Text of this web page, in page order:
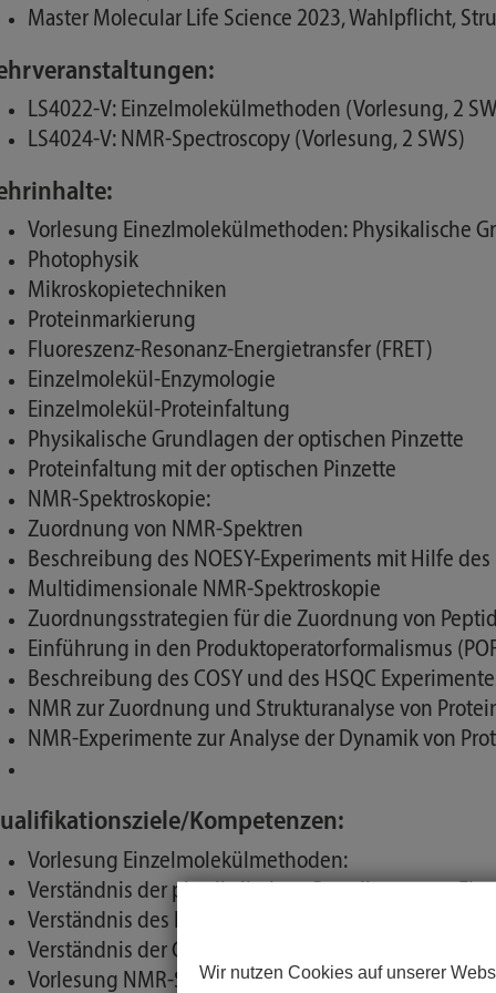
Wir nutzen Cookies auf unserer
Master Molecular Life Science 2023, Wahlpflicht,
LS4022-V: Einzelmolekülmethoden (Vorlesung, 2
LS4024-V: NMR-Spectroscopy (Vorlesung, 2 SWS)
Vorlesung Einezlmolekülmethoden: Physikalische
Photophysik
Mikroskopietechniken
Proteinmarkierung
Fluoreszenz-Resonanz-Energietransfer (FRET)
Einzelmolekül-Enzymologie
Einzelmolekül-Proteinfaltung
Physikalische Grundlagen der optischen Pinzette
Proteinfaltung mit der optischen Pinzette
NMR-Spektroskopie:
Zuordnung von NMR-Spektren
Beschreibung des NOESY-Experiments mit Hilfe
Multidimensionale NMR-Spektroskopie
Zuordnungsstrategien für die Zuordnung von
Einführung in den Produktoperatorformalismus
Beschreibung des COSY und des HSQC
NMR zur Zuordnung und Strukturanalyse von
NMR-Experimente zur Analyse der Dynamik von
Kompetenzen:
Vorlesung Einzelmolekülmethoden:
Verständnis der physikalischen Grundlagen von
Verständnis des Nutzens von
Verständnis der Grenzen von
Vorlesung NMR-Spektroskopie: